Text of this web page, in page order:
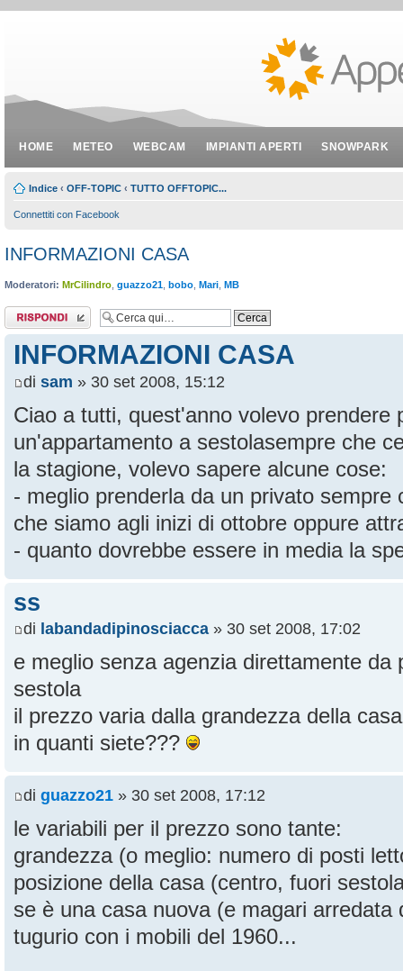
HOME METEO WEBCAM IMPIANTI APERTI SNOWPARK
Indice ‹ OFF-TOPIC ‹ TUTTO OFFTOPIC...
Connettiti con Facebook
INFORMAZIONI CASA
Moderatori: MrCilindro guazzo21 bobo Mari MB
Rispondi al
messaggio
INFORMAZIONI CASA
di sam » 30 set 2008, 15:12
Ciao a tutti, quest'anno volevo prendere
un'appartamento a sestolasempre che
la stagione, volevo sapere alcune cose:
- meglio prenderla da un privato sempre
che siamo agli inizi di ottobre oppure
- quanto dovrebbe essere in media la
ss
di labandadipinosciacca » 30 set 2008, 17:02
e meglio senza agenzia direttamente da
sestola
il prezzo varia dalla grandezza della casa
in quanti siete???
di guazzo21 » 30 set 2008, 17:12
le variabili per il prezzo sono tante:
grandezza (o meglio: numero di posti
posizione della casa (centro, fuori
se è una casa nuova (e magari arredata
tugurio con i mobili del 1960...